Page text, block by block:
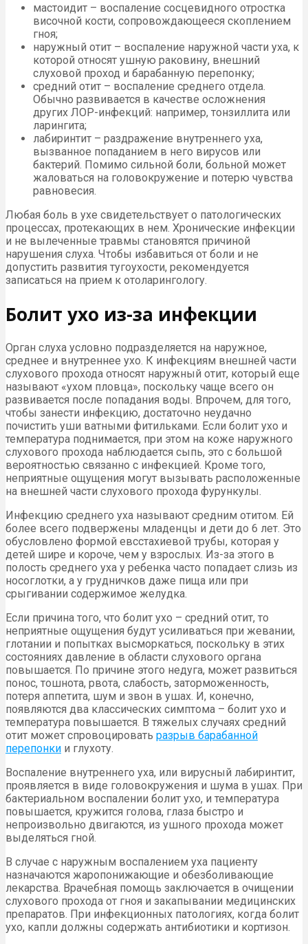
мастоидит – воспаление сосцевидного отростка
височной кости, сопровождающееся скоплением
гноя;
наружный отит – воспаление наружной части уха, к
которой относят ушную раковину, внешний
слуховой проход и барабанную перепонку;
средний отит – воспаление среднего отдела.
Обычно развивается в качестве осложнения
других ЛОР-инфекций: например, тонзиллита или
ларингита;
лабиринтит – раздражение внутреннего уха,
вызванное попаданием в него вирусов или
бактерий. Помимо сильной боли, больной может
жаловаться на головокружение и потерю чувства
равновесия.
Любая боль в ухе свидетельствует о патологических
процессах, протекающих в нем. Хронические инфекции
и не вылеченные травмы становятся причиной
нарушения слуха. Чтобы избавиться от боли и не
допустить развития тугоухости, рекомендуется
записаться на прием к отоларингологу.
Болит ухо из-за инфекции
Орган слуха условно подразделяется на наружное,
среднее и внутреннее ухо. К инфекциям внешней части
слухового прохода относят наружный отит, который еще
называют «ухом пловца», поскольку чаще всего он
развивается после попадания воды. Впрочем, для того,
чтобы занести инфекцию, достаточно неудачно
почистить уши ватными фитильками. Если болит ухо и
температура поднимается, при этом на коже наружного
слухового прохода наблюдается сыпь, это с большой
вероятностью связанно с инфекцией. Кроме того,
неприятные ощущения могут вызывать расположенные
на внешней части слухового прохода фурункулы.
Инфекцию среднего уха называют средним отитом. Ей
более всего подвержены младенцы и дети до 6 лет. Это
обусловлено формой евсстахиевой трубы, которая у
детей шире и короче, чем у взрослых. Из-за этого в
полость среднего уха у ребенка часто попадает слизь из
носоглотки, а у грудничков даже пища или при
срыгивании содержимое желудка.
Если причина того, что болит ухо – средний отит, то
неприятные ощущения будут усиливаться при жевании,
глотании и попытках высморкаться, поскольку в этих
состояниях давление в области слухового органа
повышается. По причине этого недуга, может развиться
понос, тошнота, рвота, слабость, заторможенность,
потеря аппетита, шум и звон в ушах. И, конечно,
появляются два классических симптома – болит ухо и
температура повышается. В тяжелых случаях средний
отит может спровоцировать разрыв барабанной
перепонки и глухоту.
Воспаление внутреннего уха, или вирусный лабиринтит,
проявляется в виде головокружения и шума в ушах. При
бактериальном воспалении болит ухо, и температура
повышается, кружится голова, глаза быстро и
непроизвольно двигаются, из ушного прохода может
выделяться гной.
В случае с наружным воспалением уха пациенту
назначаются жаропонижающие и обезболивающие
лекарства. Врачебная помощь заключается в очищении
слухового прохода от гноя и закапывании медицинских
препаратов. При инфекционных патологиях, когда болит
ухо, капли должны содержать антибиотики и кортизон.